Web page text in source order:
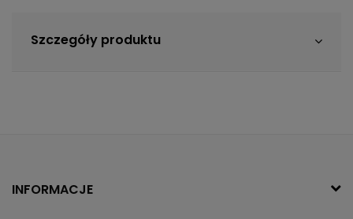
Szczegóły produktu
INFORMACJE